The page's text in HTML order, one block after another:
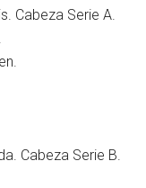
Cabeza Serie A.
Cabeza Serie B.